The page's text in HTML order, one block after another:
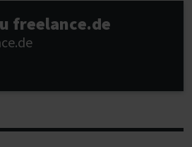
freelance.de